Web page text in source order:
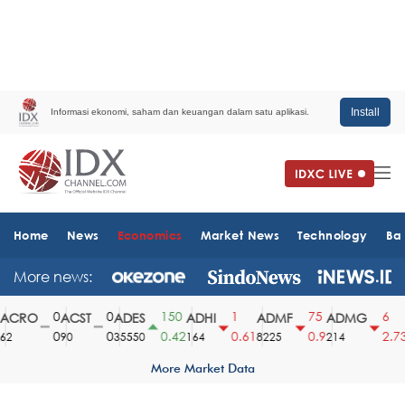
Informasi ekonomi, saham dan keuangan dalam satu aplikasi. Install
Home News Economics Market News Technology
More news:
ACST
90
ADES
35550
150
0.42
ADHI
164
0.61
ADMF
8225
75
0.9
ADMG
214
2.73
More Market Data